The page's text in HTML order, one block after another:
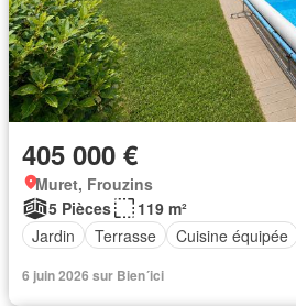
405 000 €
Muret, Frouzins
5 Pièces
119 m²
Jardin
Terrasse Cuisine équipée
6 juin 2026 sur Bien´ici